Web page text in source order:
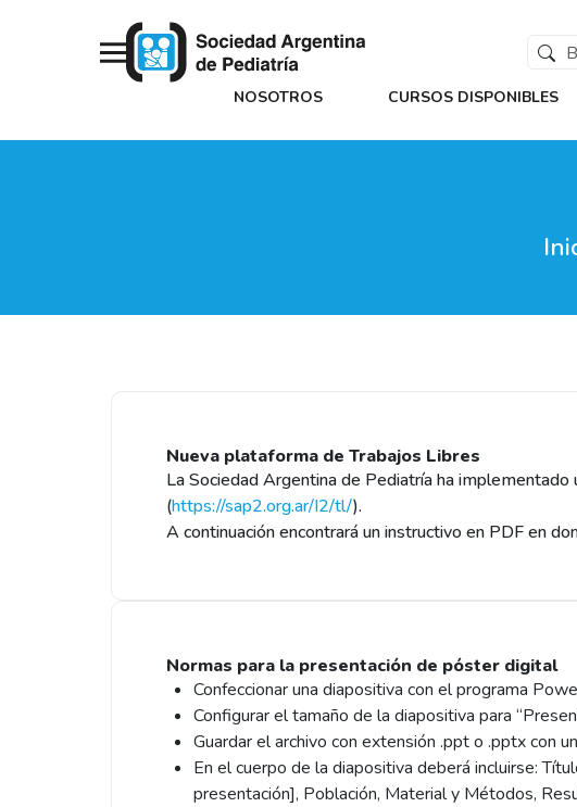
NOSOTROS CURSOS DISPONIBLES
Nueva plataforma de Trabajos Libres
La Sociedad Argentina de Pediatría ha
(https://sap2.org.ar/I2/tl/).
A continuación encontrará un instructivo en PDF en
Normas para la presentación de póster digital
Confeccionar una diapositiva con el programa
Configurar el tamaño de la diapositiva para
Guardar el archivo con extensión .ppt o .pptx con
En el cuerpo de la diapositiva deberá incluirse:
presentación], Población, Material y Métodos,